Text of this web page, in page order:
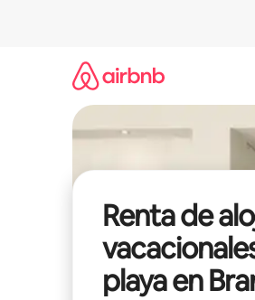
Renta de
playa en